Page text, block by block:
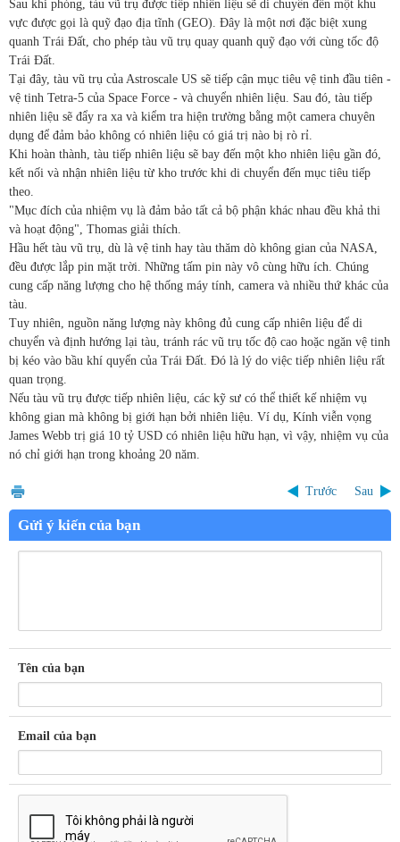
Sau khi phóng, tàu vũ trụ được tiếp nhiên liệu sẽ di chuyển đến một khu
vực được gọi là quỹ đạo địa tĩnh (GEO). Đây là một nơi đặc biệt xung
quanh Trái Đất, cho phép tàu vũ trụ quay quanh quỹ đạo với cùng tốc độ
Trái Đất.
Tại đây, tàu vũ trụ của Astroscale US sẽ tiếp cận mục tiêu vệ tinh đầu tiên -
vệ tinh Tetra-5 của Space Force - và chuyển nhiên liệu. Sau đó, tàu tiếp
nhiên liệu sẽ đẩy ra xa và kiểm tra hiện trường bằng một camera chuyên
dụng để đảm bảo không có nhiên liệu có giá trị nào bị rò rỉ.
Khi hoàn thành, tàu tiếp nhiên liệu sẽ bay đến một kho nhiên liệu gần đó,
kết nối và nhận nhiên liệu từ kho trước khi di chuyển đến mục tiêu tiếp
theo.
"Mục đích của nhiệm vụ là đảm bảo tất cả bộ phận khác nhau đều khả thi
và hoạt động", Thomas giải thích.
Hầu hết tàu vũ trụ, dù là vệ tinh hay tàu thăm dò không gian của NASA,
đều được lắp pin mặt trời. Những tấm pin này vô cùng hữu ích. Chúng
cung cấp năng lượng cho hệ thống máy tính, camera và nhiều thứ khác của
tàu.
Tuy nhiên, nguồn năng lượng này không đủ cung cấp nhiên liệu để di
chuyển và định hướng lại tàu, tránh rác vũ trụ tốc độ cao hoặc ngăn vệ tinh
bị kéo vào bầu khí quyển của Trái Đất. Đó là lý do việc tiếp nhiên liệu rất
quan trọng.
Nếu tàu vũ trụ được tiếp nhiên liệu, các kỹ sư có thể thiết kế nhiệm vụ
không gian mà không bị giới hạn bởi nhiên liệu. Ví dụ, Kính viễn vọng
James Webb trị giá 10 tỷ USD có nhiên liệu hữu hạn, vì vậy, nhiệm vụ của
nó chỉ giới hạn trong khoảng 20 năm.
Trước Sau
Gửi ý kiến của bạn
Tên của bạn
Email của bạn